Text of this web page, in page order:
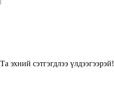
эхний сэтгэгдлээ үлдээгээрэй!